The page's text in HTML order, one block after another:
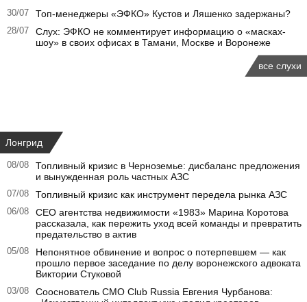
30/07 Топ-менеджеры «ЭФКО» Кустов и Ляшенко задержаны?
28/07
Слух: ЭФКО не комментирует информацию о «масках-
шоу» в своих офисах в Тамани, Москве и Воронеже
все слухи
Лонгрид
08/08
Топливный кризис в Черноземье: дисбаланс предложения
и вынужденная роль частных АЗС
07/08 Топливный кризис как инструмент передела рынка АЗС
06/08
CEO агентства недвижимости «1983» Марина Коротова
рассказала, как пережить уход всей команды и превратить
предательство в актив
05/08
Непонятное обвинение и вопрос о потерпевшем — как
прошло первое заседание по делу воронежского адвоката
Виктории Стуковой
03/08
Сооснователь CMO Club Russia Евгения Чурбанова: